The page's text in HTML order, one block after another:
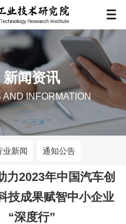
新闻资讯
AND INFORMATION
业新闻 通知公告
力2023年中国汽车创
技成果赋智中小企业
“深度行”